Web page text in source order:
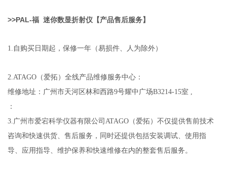
>>PAL-福 迷你数显折射仪 【产品售后服务】
1. 自购买日期起，保修一年（易损件、人为除外）
2.ATAGO （爱拓）全线产品维修服务中心：
维修地址：广州市天河区林和西路9号耀中广场B3214-15室 ,
：
3. 广州市爱宕科学仪器有限公司ATAGO（爱拓）不仅提供售前技术
咨询和快速供货、售后服务，同时还提供包括安装调试、使用指
导、应用指导、维护保养和快速维修在内的整套售后服务。